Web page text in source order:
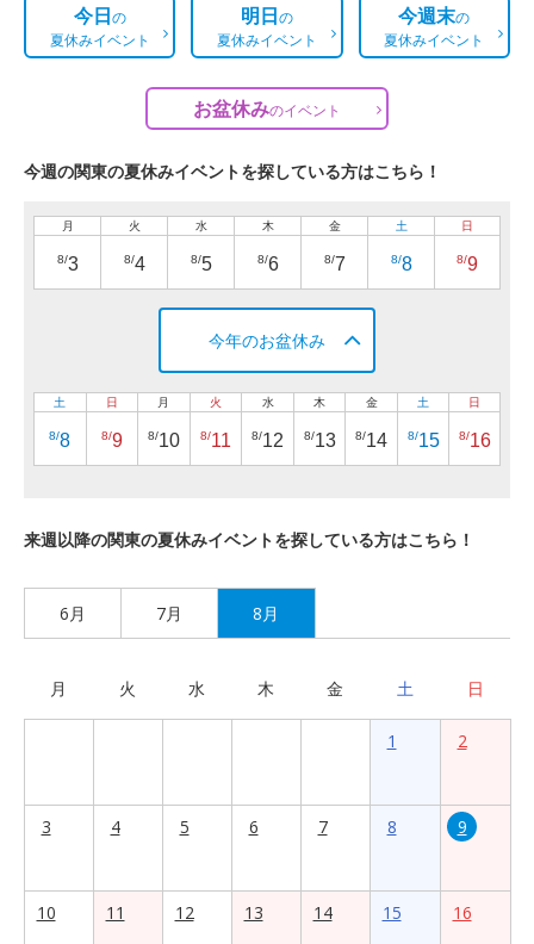
今日の
夏休みイベント
明日の
夏休みイベント
今週末の
夏休みイベント
お盆休みのイベント
今週の関東の夏休みイベントを探している方はこちら！
月
8/3
火
8/4
水
8/5
木
8/6
金
8/7
土
8/8
日
8/9
今年のお盆休み
土
8/8
日
8/9
月
8/10
火
8/11
水
8/12
木
8/13
金
8/14
土
8/15
日
8/16
来週以降の関東の夏休みイベントを探している方はこちら！
6月 7月 8月
月 火 水 木 金 土 日
1 2
3 4 5 6 7 8 9
10
11
12
13
14
15
16